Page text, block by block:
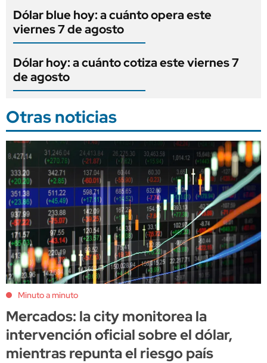
Dólar blue hoy: a cuánto opera este
viernes 7 de agosto
Dólar hoy: a cuánto cotiza este viernes 7
de agosto
Otras noticias
Minuto a minuto
Mercados: la city monitorea la
intervención oficial sobre el dólar,
mientras repunta el riesgo país